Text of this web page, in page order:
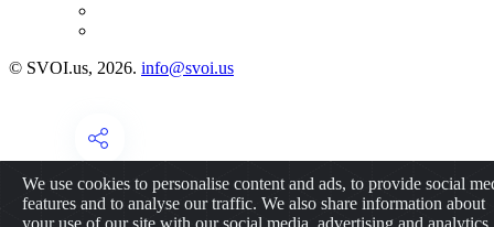
© SVOI.us, 2026. info@svoi.us
We use cookies to personalise content and ads, to provide social
features and to analyse our traffic. We also share information about
your use of our site with our social media, advertising and analytics